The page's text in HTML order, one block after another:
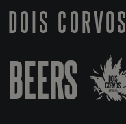
DOIS CORVOS
BEERS